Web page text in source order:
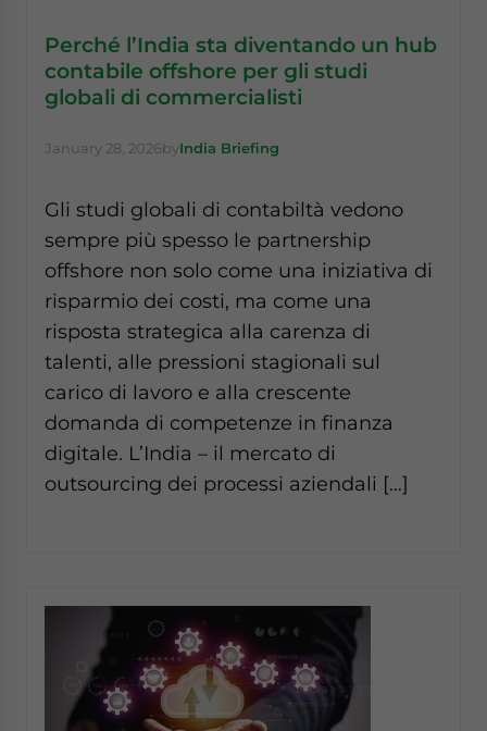
Perché l’India sta diventando un hub
contabile offshore per gli studi
globali di commercialisti
January 28, 2026byIndia Briefing
Gli studi globali di contabiltà vedono
sempre più spesso le partnership
offshore non solo come una iniziativa di
risparmio dei costi, ma come una
risposta strategica alla carenza di
talenti, alle pressioni stagionali sul
carico di lavoro e alla crescente
domanda di competenze in finanza
digitale. L’India – il mercato di
outsourcing dei processi aziendali […]